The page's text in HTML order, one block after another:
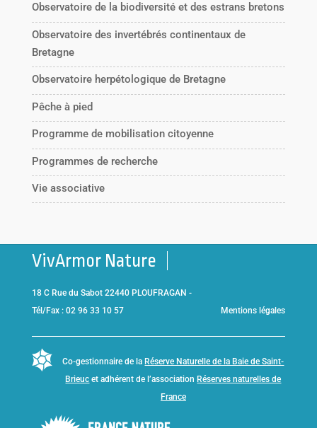
Observatoire de la biodiversité et des estrans bretons
Observatoire des invertébrés continentaux de
Bretagne
Observatoire herpétologique de Bretagne
Pêche à pied
Programme de mobilisation citoyenne
Programmes de recherche
Vie associative
VivArmor Nature
18 C Rue du Sabot 22440 PLOUFRAGAN -
Tél/Fax : 02 96 33 10 57
Mentions légales
Co-gestionnaire de la Réserve Naturelle de la Baie de Saint-
Brieuc et adhérent de l’association Réserves naturelles de
France